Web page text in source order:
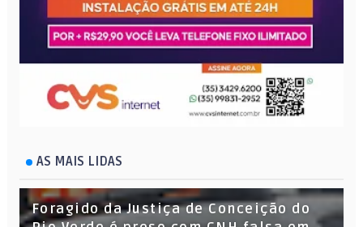
AS MAIS LIDAS
Foragido da Justiça de Conceição do